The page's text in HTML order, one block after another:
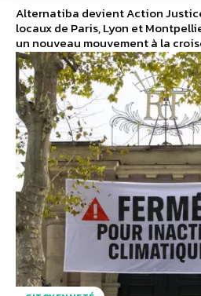
Alternatiba devient Action
locaux de Paris, Lyon et
un nouveau mouvement à la